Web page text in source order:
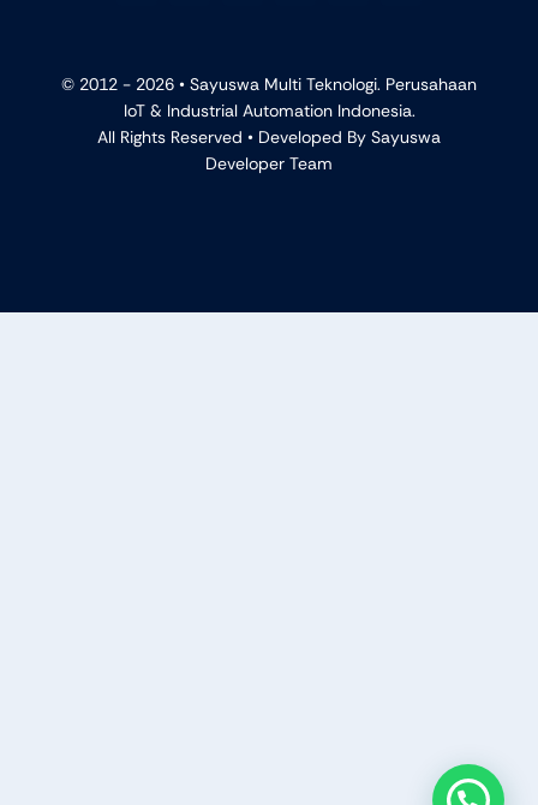
© 2012 - 2026 • Sayuswa Multi Teknologi. Perusahaan
IoT & Industrial Automation Indonesia.
All Rights Reserved • Developed By Sayuswa
Developer Team